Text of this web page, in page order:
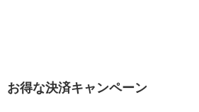
お得な決済キャンペーン